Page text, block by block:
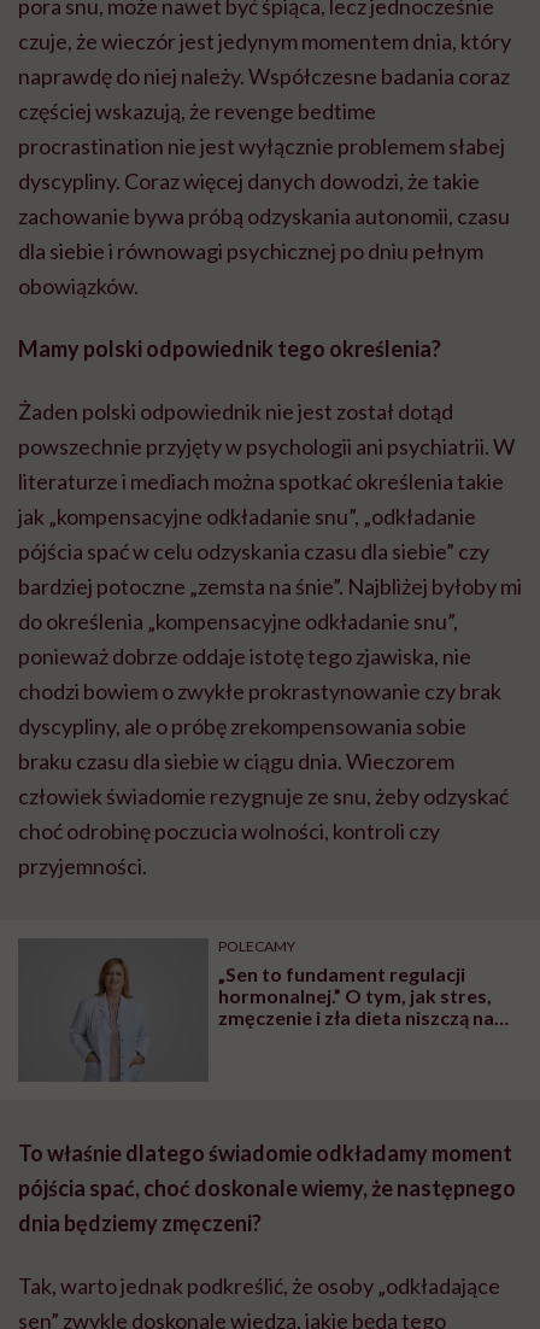
pora snu, może nawet być śpiąca, lecz jednocześnie
czuje, że wieczór jest jedynym momentem dnia, który
naprawdę do niej należy. Współczesne badania coraz
częściej wskazują, że revenge bedtime
procrastination nie jest wyłącznie problemem słabej
dyscypliny. Coraz więcej danych dowodzi, że takie
zachowanie bywa próbą odzyskania autonomii, czasu
dla siebie i równowagi psychicznej po dniu pełnym
obowiązków.
Mamy polski odpowiednik tego określenia?
Żaden polski odpowiednik nie jest został dotąd
powszechnie przyjęty w psychologii ani psychiatrii. W
literaturze i mediach można spotkać określenia takie
jak „kompensacyjne odkładanie snu”, „odkładanie
pójścia spać w celu odzyskania czasu dla siebie” czy
bardziej potoczne „zemsta na śnie”. Najbliżej byłoby mi
do określenia „kompensacyjne odkładanie snu”,
ponieważ dobrze oddaje istotę tego zjawiska, nie
chodzi bowiem o zwykłe prokrastynowanie czy brak
dyscypliny, ale o próbę zrekompensowania sobie
braku czasu dla siebie w ciągu dnia. Wieczorem
człowiek świadomie rezygnuje ze snu, żeby odzyskać
choć odrobinę poczucia wolności, kontroli czy
przyjemności.
POLECAMY
„Sen to fundament regulacji
hormonalnej.” O tym, jak stres,
zmęczenie i zła dieta niszczą nam
To właśnie dlatego świadomie odkładamy moment
pójścia spać, choć doskonale wiemy, że następnego
dnia będziemy zmęczeni?
Tak, warto jednak podkreślić, że osoby „odkładające
sen” zwykle doskonale wiedzą, jakie będą tego